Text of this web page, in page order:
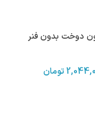
دوخت بدون فنر
تومان